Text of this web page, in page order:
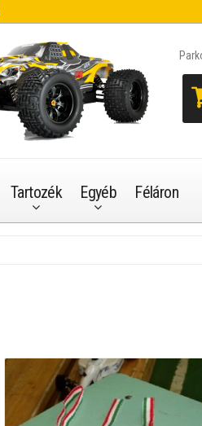
Tartozék Egyéb Féláron